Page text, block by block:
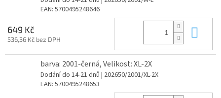
EAN: 5700495248646
649 Kč
536,36 Kč bez DPH
barva: 2001-černá, Velikost: XL-2X
Dodání do 14-21 dnů | 202650/2001/XL-2X
EAN: 5700495248653